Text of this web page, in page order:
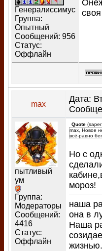
Генералиссимус
Группа:
Опытный
Сообщений: 956
Статус:
Оффлайн
max
Дата:
пытливый
ум
Группа:
Модераторы
Сообщений:
4416
Статус:
Оффлайн
Quote (
max, Новое
всё-равно
Но с
мороз!
наша
она в
Наша
жизнью.